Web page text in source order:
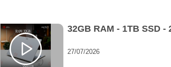
32GB RAM - 1TB SSD
27/07/2026